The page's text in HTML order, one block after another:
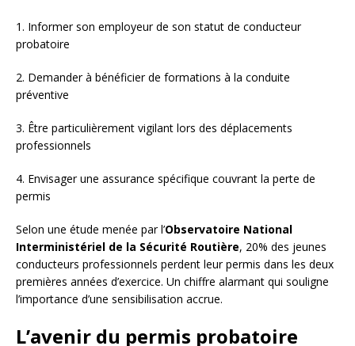
1. Informer son employeur de son statut de conducteur
probatoire
2. Demander à bénéficier de formations à la conduite
préventive
3. Être particulièrement vigilant lors des déplacements
professionnels
4. Envisager une assurance spécifique couvrant la perte de
permis
Selon une étude menée par l’Observatoire National
Interministériel de la Sécurité Routière, 20% des jeunes
conducteurs professionnels perdent leur permis dans les deux
premières années d’exercice. Un chiffre alarmant qui souligne
l’importance d’une sensibilisation accrue.
L’avenir du permis probatoire